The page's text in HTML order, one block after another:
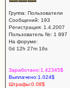
Группа: Пользователи
Сообщений: 193
Регистрация: 1.4.2007
Пользователь №: 1 897
На форуме:
0d 12h 27m 16s
Заработано:1.42345$
Выплачено:1.024$
Штрафы:0.08$